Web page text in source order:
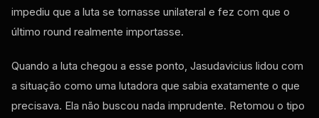
impediu que a luta se tornasse unilateral e fez com que o
último round realmente importasse.
Quando a luta chegou a esse ponto, Jasudavicius lidou com
a situação como uma lutadora que sabia exatamente o que
precisava. Ela não buscou nada imprudente. Retomou o tipo